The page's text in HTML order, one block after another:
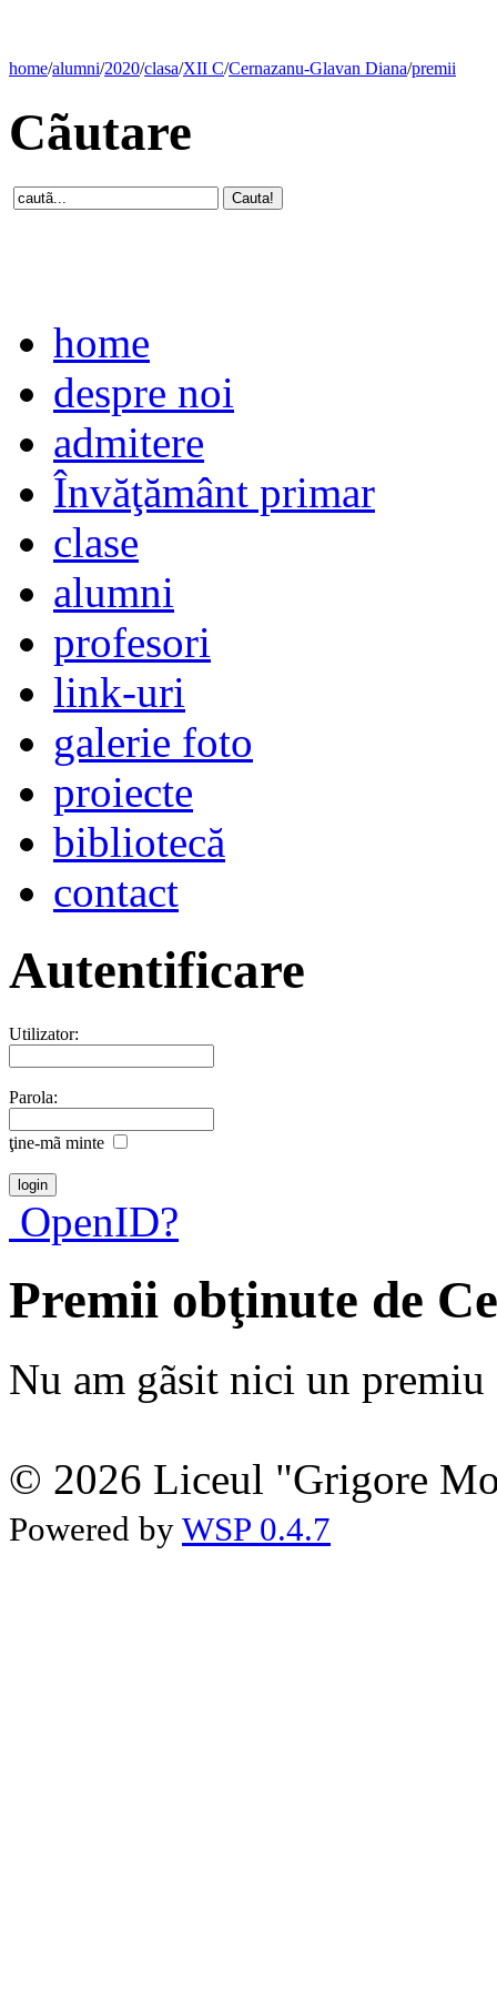
home/alumni/2020/clasa/XII C/Cernazanu-Glavan Diana/premii
Cãutare
home
despre noi
admitere
Învăţământ primar
clase
alumni
profesori
link-uri
galerie foto
proiecte
bibliotecă
contact
Autentificare
Utilizator:
Parola:
ţine-mã minte
OpenID?
Premii obţinute de
Nu am gãsit nici un premiu
© 2026 Liceul "Grigore
Powered by WSP 0.4.7